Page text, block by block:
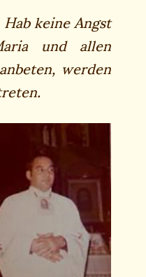
keine Angst
und allen
werden